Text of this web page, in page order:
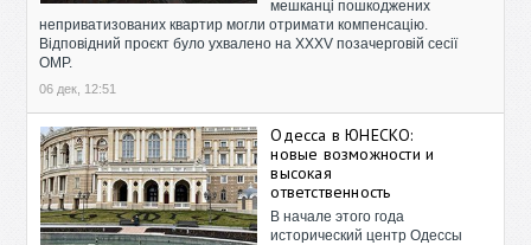
мешканці пошкоджених
неприватизованих квартир могли отримати компенсацію.
Відповідний проєкт було ухвалено на XXXV позачерговій сесії
ОМР.
06 дек, 12:51
Одесса в ЮНЕСКО:
новые возможности и
высокая
ответственность
В начале этого года
исторический центр Одессы